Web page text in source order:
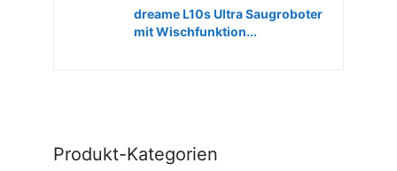
dreame L10s Ultra Saugroboter
mit Wischfunktion...
Produkt-Kategorien